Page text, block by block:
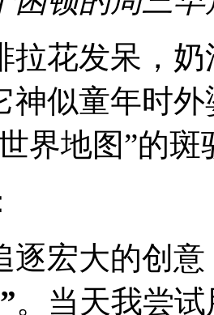
拉花发呆，
神似童年时
界地图”的斑
逐宏大的创
。当天我尝